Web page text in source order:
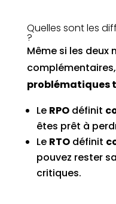
Quelles sont les
?
Même si les deux
problématiques
Le RPOdéfinit
êtes prêt à
Le RTOdéfinit
pouvez rester
critiques.